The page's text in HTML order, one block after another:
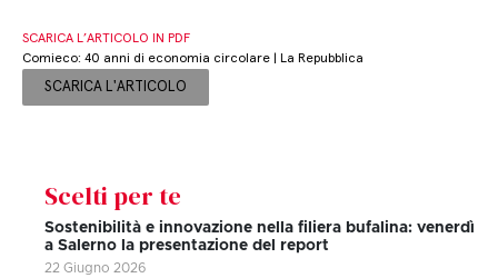
SCARICA L’ARTICOLO IN PDF
Comieco: 40 anni di economia circolare | La Repubblica
SCARICA L'ARTICOLO
Scelti per te
Sostenibilità e innovazione nella filiera bufalina: venerdì
a Salerno la presentazione del report
22 Giugno 2026